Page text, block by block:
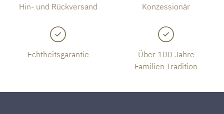
Hin- und Rückversand
Konzessionär
Echtheitsgarantie
Über 100 Jahre
Familien Tradition